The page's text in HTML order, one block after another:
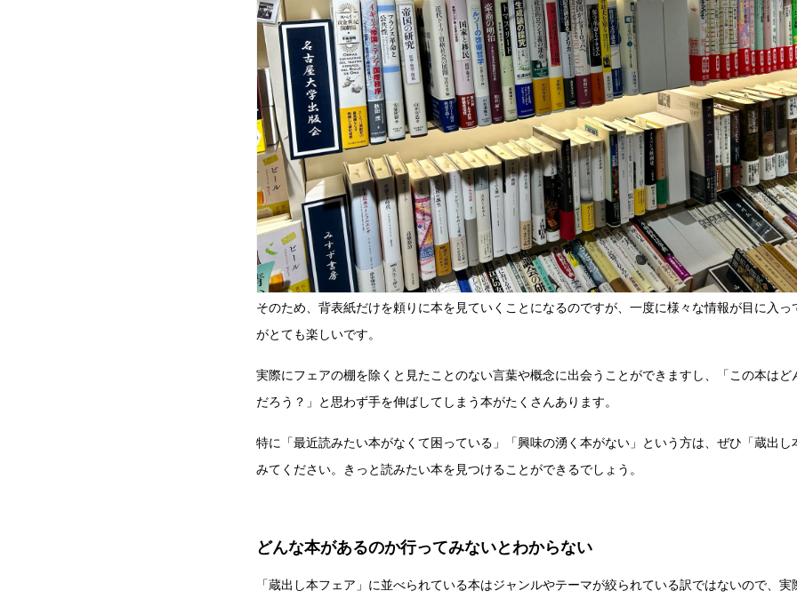
そのため、背表紙だけを頼りに本を見ていくことになるのですが、一度に様々な情報が目に入
がとても楽しいです。
実際にフェアの棚を除くと見たことのない言葉や概念に出会うことができますし、「この本は
だろう？」と思わず手を伸ばしてしまう本がたくさんあります。
特に「最近読みたい本がなくて困っている」「興味の湧く本がない」という方は、ぜひ「蔵出
みてください。きっと読みたい本を見つけることができるでしょう。
どんな本があるのか行ってみないとわからない
「蔵出し本フェア」に並べられている本はジャンルやテーマが絞られている訳ではないので、